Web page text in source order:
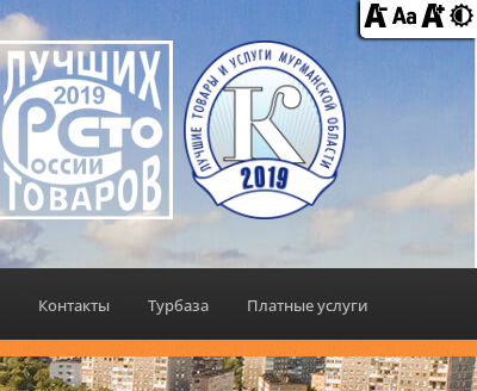
Контакты Турбаза Платные услуги